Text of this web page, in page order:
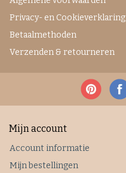
Privacy- en Cookieverklaring
Betaalmethoden
Verzenden & retourneren
Mijn account
Account informatie
Mijn bestellingen